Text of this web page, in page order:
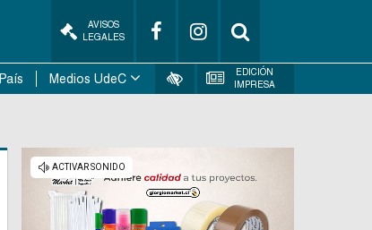
AVISOS
LEGALES
País Medios UdeC
EDICIÓN
IMPRESA